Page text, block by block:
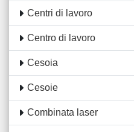
Centri di lavoro
Centro di lavoro
Cesoia
Cesoie
Combinata laser